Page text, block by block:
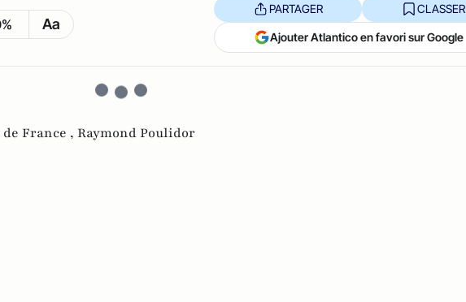
Aa
PARTAGER CLASSER
Ajouter Atlantico en favori sur Google
France , Raymond Poulidor